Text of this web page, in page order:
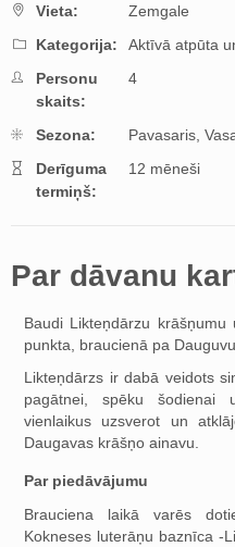
Vieta:
Zemgale
Kategorija:
Aktīvā atpūta
Personu
skaits:
4
Sezona: Pavasaris,
Derīguma
termiņš:
12 mēneši
Par dāvanu
Baudi Likteņdārzu
punkta, braucienā pa
Likteņdārzs ir dabā veidots
pagātnei, spēku šodienai
vienlaikus uzsverot un
Daugavas krāšņo ainavu.
Par piedāvājumu
Brauciena laikā varēs
Kokneses luterāņu baznīca -